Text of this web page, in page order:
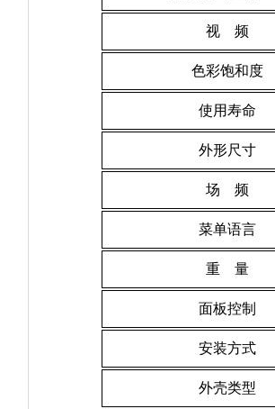
视 频
色彩饱和度
使用寿命
外形尺寸
场 频
菜单语言
重 量
面板控制
安装方式
外壳类型